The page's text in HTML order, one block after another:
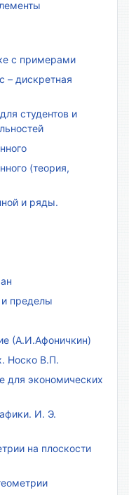
с примерами
– дискретная
студентов и
(теория,
и ряды.
и пределы
(А.И.Афоничкин)
Носко В.П.
для экономических
И. Э.
на плоскости